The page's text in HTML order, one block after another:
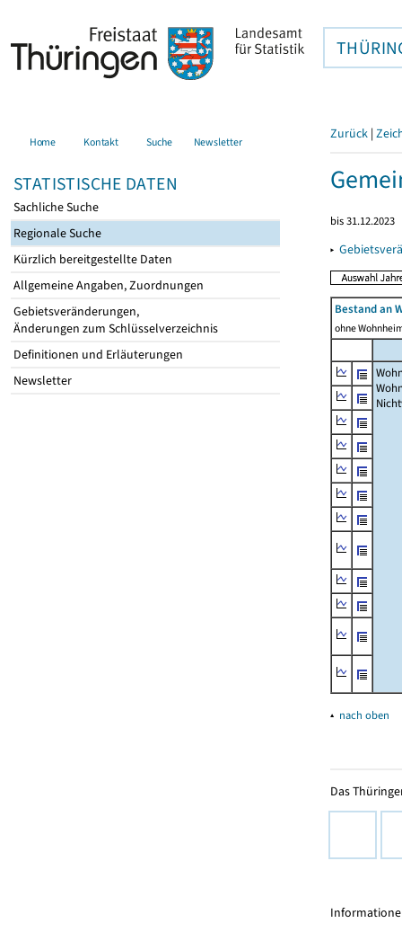
Home Kontakt Suche Newsletter
STATISTISCHE DATEN
Sachliche Suche
Regionale Suche
Kürzlich bereitgestellte Daten
Allgemeine Angaben, Zuordnungen
Gebietsveränderungen,
Änderungen zum Schlüsselverzeichnis
Definitionen und Erläuterungen
Newsletter
Zurück |
bis 31.12.2023
▸
Bestand an
ohne
▴ nach oben
Das